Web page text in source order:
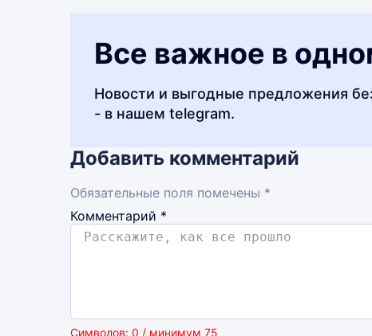
Все важное в
Новости и выгодные предложения
- в нашем telegram.
Добавить комментарий
Обязательные поля помечены *
Комментарий *
Символов: 0 / минимум 75